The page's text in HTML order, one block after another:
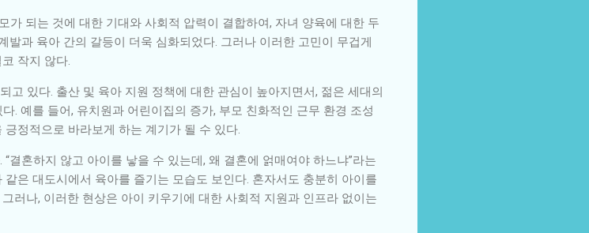
가 되는 것에 대한 기대와 사회적 압력이 결합하여, 자녀 양육에 대한 두
발과 육아 간의 갈등이 더욱 심화되었다. 그러나 이러한 고민이 무겁게
작지 않다.
있다. 출산 및 육아 지원 정책에 대한 관심이 높아지면서, 젊은 세대의
. 예를 들어, 유치원과 어린이집의 증가, 부모 친화적인 근무 환경 조성
정적으로 바라보게 하는 계기가 될 수 있다.
혼하지 않고 아이를 낳을 수 있는데, 왜 결혼에 얽매여야 하느냐”라는
은 대도시에서 육아를 즐기는 모습도 보인다. 혼자서도 충분히 아이를
러나, 이러한 현상은 아이 키우기에 대한 사회적 지원과 인프라 없이는